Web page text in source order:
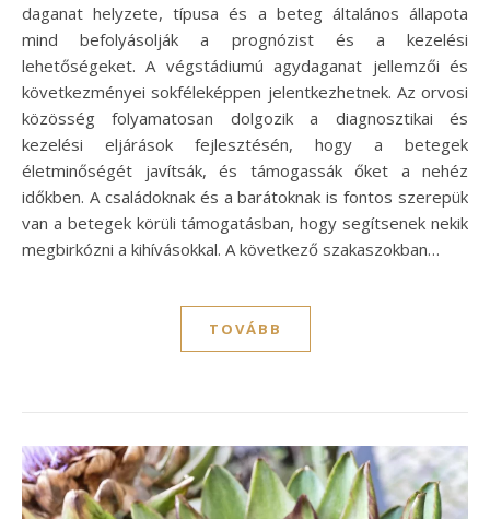
daganat helyzete, típusa és a beteg általános állapota
mind befolyásolják a prognózist és a kezelési
lehetőségeket. A végstádiumú agydaganat jellemzői és
következményei sokféleképpen jelentkezhetnek. Az orvosi
közösség folyamatosan dolgozik a diagnosztikai és
kezelési eljárások fejlesztésén, hogy a betegek
életminőségét javítsák, és támogassák őket a nehéz
időkben. A családoknak és a barátoknak is fontos szerepük
van a betegek körüli támogatásban, hogy segítsenek nekik
megbirkózni a kihívásokkal. A következő szakaszokban…
TOVÁBB